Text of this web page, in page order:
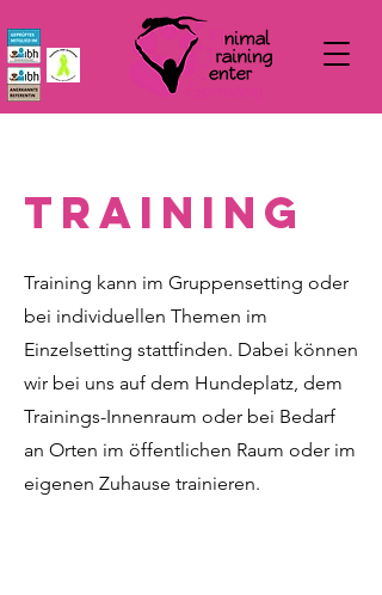
Training
Training kann im Gruppensetting oder
bei individuellen Themen im
Einzelsetting stattfinden. Dabei können
wir bei uns auf dem Hundeplatz, dem
Trainings-Innenraum oder bei Bedarf
an Orten im öffentlichen Raum oder im
eigenen Zuhause trainieren.